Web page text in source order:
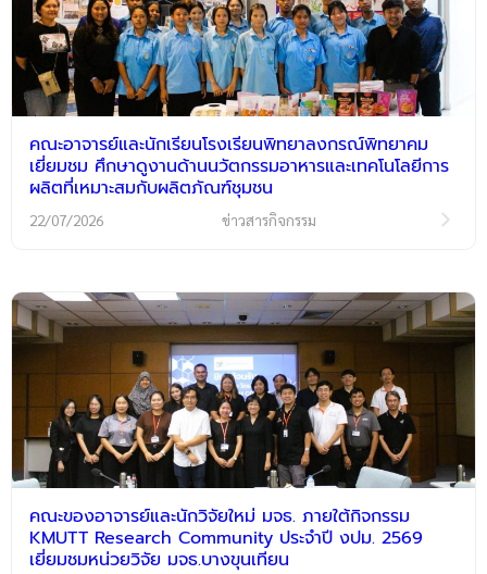
คณะอาจารย์และนักเรียนโรงเรียนพิทยาลงกรณ์พิทยาคม
เยี่ยมชม ศึกษาดูงานด้านนวัตกรรมอาหารและเทคโนโลยีการ
ผลิตที่เหมาะสมกับผลิตภัณฑ์ชุมชน
22/07/2026 ข่าวสารกิจกรรม
คณะของอาจารย์และนักวิจัยใหม่ มจธ. ภายใต้กิจกรรม
KMUTT Research Community ประจำปี งปม. 2569
เยี่ยมชมหน่วยวิจัย มจธ.บางขุนเทียน